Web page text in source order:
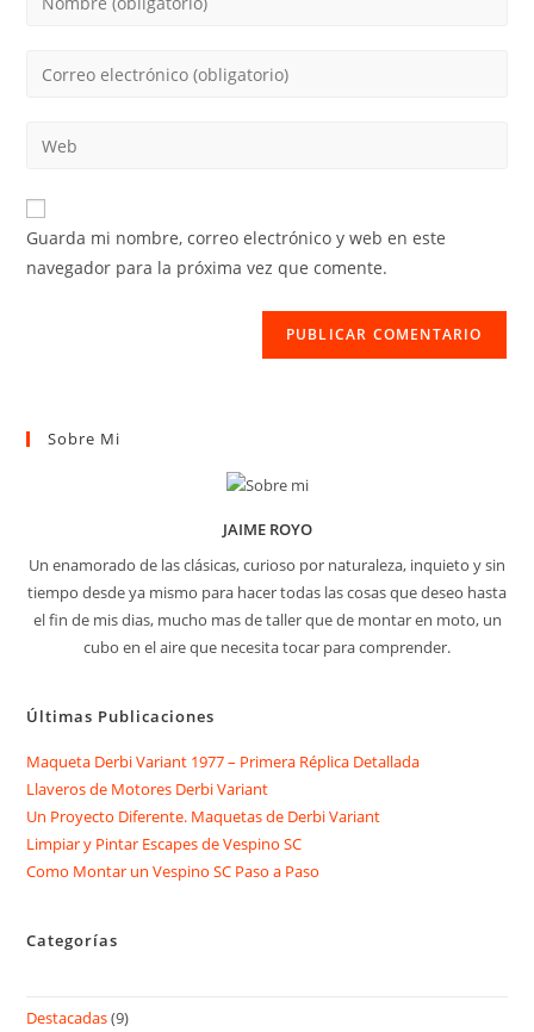
de
para
comentar
Introduce
de
electrónico
para
comentar
Introduce
URL
de
Guarda mi nombre, correo electrónico y web en este
navegador para la próxima vez que comente.
Sobre Mi
JAIME ROYO
Un enamorado de las clásicas, curioso por naturaleza, inquieto y sin
tiempo desde ya mismo para hacer todas las cosas que deseo hasta
el fin de mis dias, mucho mas de taller que de montar en moto, un
cubo en el aire que necesita tocar para comprender.
Últimas Publicaciones
Maqueta Derbi Variant 1977 – Primera Réplica Detallada
Llaveros de Motores Derbi Variant
Un Proyecto Diferente. Maquetas de Derbi Variant
Limpiar y Pintar Escapes de Vespino SC
Como Montar un Vespino SC Paso a Paso
Categorías
Destacadas(9)